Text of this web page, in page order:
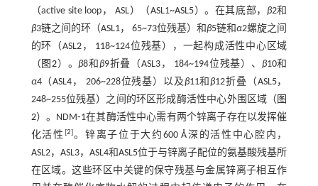
（active site loop， ASL）（ASL1~ASL5）。在其底部， β2和
β3链之间的环（ASL1， 65~73位残基）和β5链和α2螺旋之间
的环（ASL2， 118~124位残基），一起构成活性中心区域
（ 图2）。β8和 β9折叠（ASL3， 184~194位残基）、 β10和
α4（ASL4， 206~228位残基）以及β11和β12折叠（ASL5，
248~255位残基）之间的环区形成酶活性中心外围区域（ 图
2）。NDM⁃1在其酶活性中心需有两个锌离子存在以发挥催
化活性 [2]。锌离子位于大约600 Å深的活性中心腔内，
ASL2，ASL3，ASL4和ASL5位于与锌离子配位的氨基酸残基所
在区域。这些环区中关键的保守残基与金属锌离子相互作